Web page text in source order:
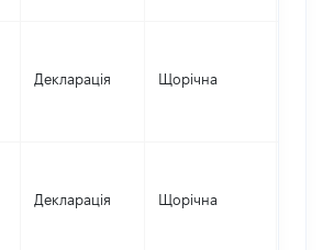
Декларація Щорічна
Декларація Щорічна